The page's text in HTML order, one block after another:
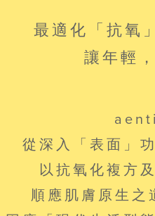
最適化「抗氧
讓年輕
從深入「表面」
以抗氧化複方
順應肌膚原生之